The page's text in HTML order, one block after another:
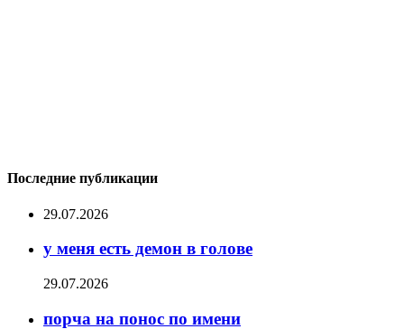
Последние публикации
29.07.2026
у меня есть демон в голове
29.07.2026
порча на понос по имени